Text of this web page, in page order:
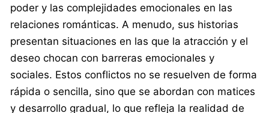
poder y las complejidades emocionales en las
relaciones románticas. A menudo, sus historias
presentan situaciones en las que la atracción y el
deseo chocan con barreras emocionales y
sociales. Estos conflictos no se resuelven de forma
rápida o sencilla, sino que se abordan con matices
y desarrollo gradual, lo que refleja la realidad de